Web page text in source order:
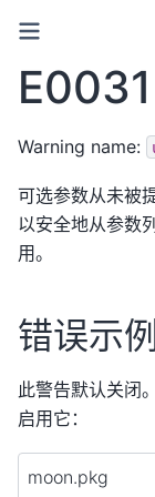
E0031
Warning name:
可选参数从未被
以安全地从参数
用。
错误示例
此警告默认关闭
启用它：
moon.pkg